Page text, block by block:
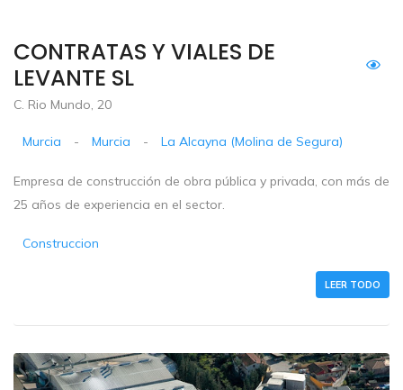
CONTRATAS Y VIALES DE
LEVANTE SL
C. Rio Mundo, 20
Murcia - Murcia - La Alcayna (Molina de Segura)
Empresa de construcción de obra pública y privada, con más de
25 años de experiencia en el sector.
Construccion
LEER TODO